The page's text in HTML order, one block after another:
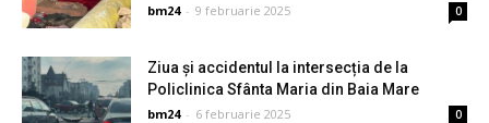
bm24 - 9 februarie 2025 0
Ziua și accidentul la intersecția de la
Policlinica Sfânta Maria din Baia Mare
bm24 - 6 februarie 2025 0